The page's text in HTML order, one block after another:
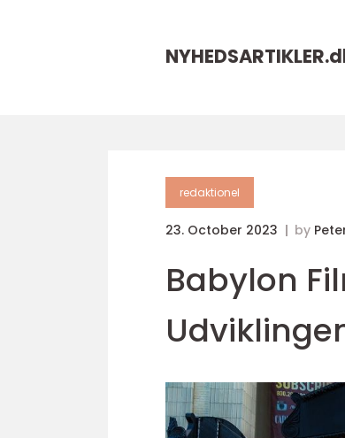
NYHEDSARTIKLER.
redaktionel
23. October 2023 by
Babylon